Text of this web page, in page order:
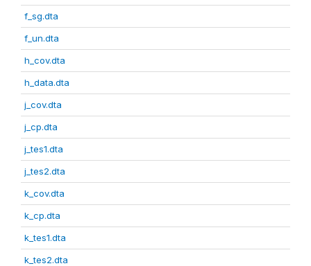
f_sg.dta
f_un.dta
h_cov.dta
h_data.dta
j_cov.dta
j_cp.dta
j_tes1.dta
j_tes2.dta
k_cov.dta
k_cp.dta
k_tes1.dta
k_tes2.dta